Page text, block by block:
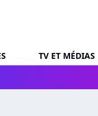
TV ET MÉDIAS